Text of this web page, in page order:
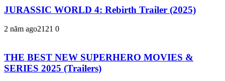
JURASSIC WORLD 4: Rebirth Trailer (2025)
2 năm ago2121 0
THE BEST NEW SUPERHERO MOVIES &
SERIES 2025 (Trailers)